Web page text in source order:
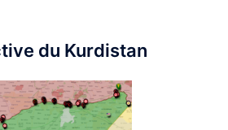
du Kurdistan